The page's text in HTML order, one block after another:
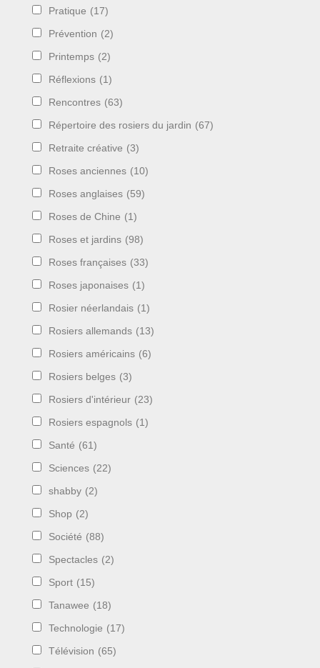
Pratique (17)
Prévention (2)
Printemps (2)
Réflexions (1)
Rencontres (63)
Répertoire des rosiers du jardin (67)
Retraite créative (3)
Roses anciennes (10)
Roses anglaises (59)
Roses de Chine (1)
Roses et jardins (98)
Roses françaises (33)
Roses japonaises (1)
Rosier néerlandais (1)
Rosiers allemands (13)
Rosiers américains (6)
Rosiers belges (3)
Rosiers d'intérieur (23)
Rosiers espagnols (1)
Santé (61)
Sciences (22)
shabby (2)
Shop (2)
Société (88)
Spectacles (2)
Sport (15)
Tanawee (18)
Technologie (17)
Télévision (65)